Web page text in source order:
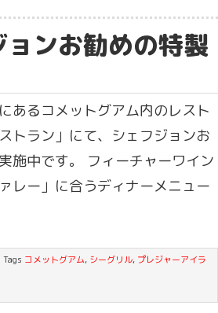
ンお勧めの特製
あるコメットグアム内のレスト
トラン」にて、シェフジョンお
施中です。 フィーチャーワイン
レー」に合うディナーメニュー
· Tags コメットグアム, シーグリル, プレジャーアイラ